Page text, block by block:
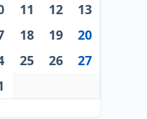
11 12
13
18 19
20
25 26
27